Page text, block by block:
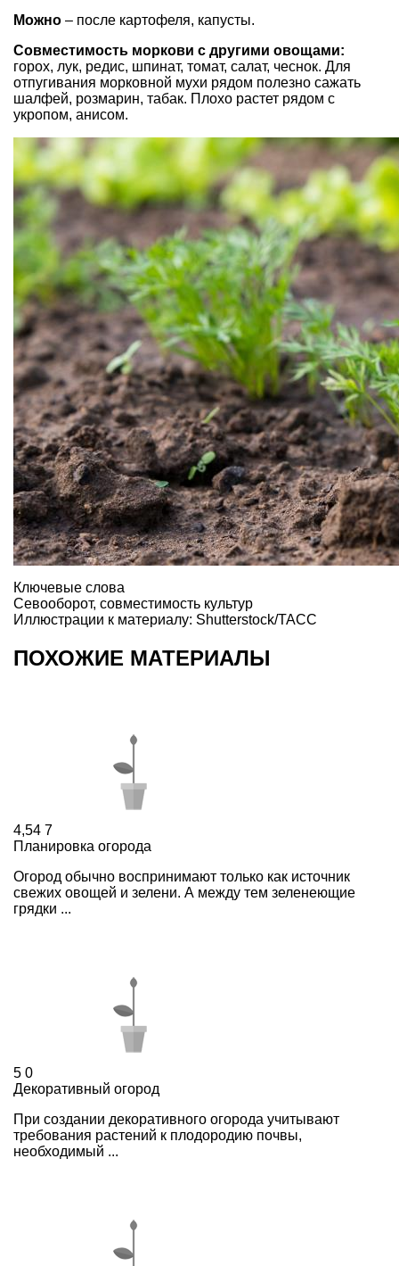
Можно – после картофеля, капусты.
Совместимость моркови с другими овощами:
горох, лук, редис, шпинат, томат, салат, чеснок. Для
отпугивания морковной мухи рядом полезно сажать
шалфей, розмарин, табак. Плохо растет рядом с
укропом, анисом.
Ключевые слова
Севооборот, совместимость культур
Иллюстрации к материалу: Shutterstock/ТАСС
ПОХОЖИЕ МАТЕРИАЛЫ
4,54 7
Планировка огорода
Огород обычно воспринимают только как источник
свежих овощей и зелени. А между тем зеленеющие
грядки ...
5 0
Декоративный огород
При создании декоративного огорода учитывают
требования растений к плодородию почвы,
необходимый ...